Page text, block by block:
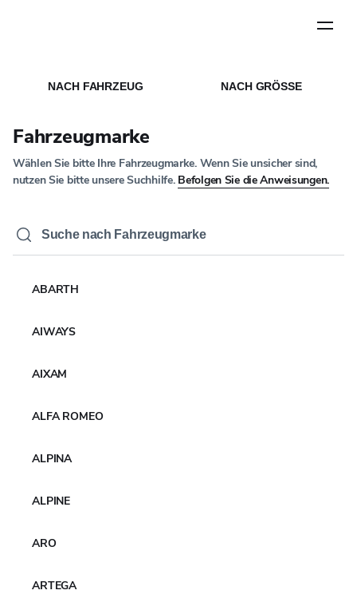
Suchergebnisse
NACH FAHRZEUG NACH GRÖSSE
Fahrzeugmarke
Wählen Sie bitte Ihre Fahrzeugmarke. Wenn Sie unsicher sind,
nutzen Sie bitte unsere Suchhilfe. Befolgen Sie die Anweisungen.
ABARTH
AIWAYS
AIXAM
ALFA ROMEO
ALPINA
ALPINE
ARO
ARTEGA